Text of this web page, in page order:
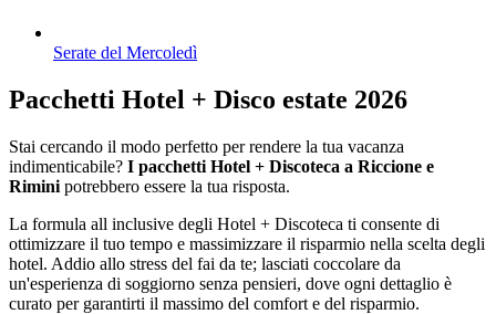
Serate del Mercoledì
Pacchetti Hotel + Disco estate 2026
Stai cercando il modo perfetto per rendere la tua vacanza
indimenticabile? I pacchetti Hotel + Discoteca a Riccione e
Rimini potrebbero essere la tua risposta.
La formula all inclusive degli Hotel + Discoteca ti consente di
ottimizzare il tuo tempo e massimizzare il risparmio nella scelta degli
hotel. Addio allo stress del fai da te; lasciati coccolare da
un'esperienza di soggiorno senza pensieri, dove ogni dettaglio è
curato per garantirti il massimo del comfort e del risparmio.